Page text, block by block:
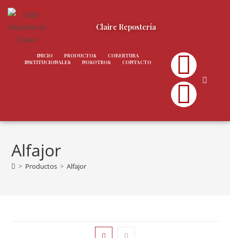
Claire Repostería
INICIO PRODUCTOS
COBERTURA
INSTITUCIONALES
NOSOTROS CONTACTO
Alfajor
> Productos > Alfajor